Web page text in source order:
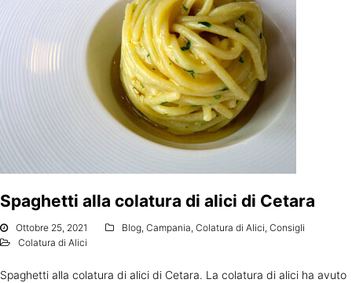
Spaghetti alla colatura di alici di Cetara
Ottobre 25, 2021 Blog, Campania, Colatura di Alici, Consigli
Colatura di Alici
Spaghetti alla colatura di alici di Cetara. La colatura di alici ha avuto